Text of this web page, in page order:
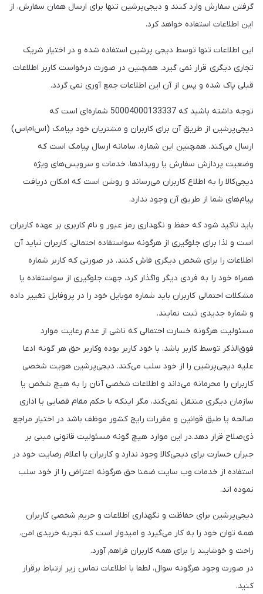
گرفتن سفارش وارد کنند و دیجی‌پرشین تنها برای ارسال همان سفارش، از
این اطلاعات استفاده خواهد کرد.
این اطلاعات تنها توسط دیجی پرشین استفاده شده و در اختیار شریک
تجاری دیگری قرار نمی گیرد. همچنین در صورت درخواست کاربر اطلاعات
قبلی پاک شده و پس از آن این اطلاعات جمع آوری نمی گردد.
توجه داشته باشید که 50004000133337 شماره‌ای است که
دیجی‌پرشین از طریق آن برای کاربران و مشتریان خود پیامک (اس‌ام‌اس)
ارسال می‌کند. همچنین این شماره‌‌، سامانه ارسال پیامک است که
وضعیت پردازش سفارش یا رویدادها، خدمات و سرویس‌های ویژه
دیجی‌کالا را به اطلاع کاربران می‌رساند و روشن است که امکان دریافت
پیام‌های شما از طریق آن وجود ندارد.
باید تاکید شود که حفظ و نگهداری رمز عبور و نام کاربری بر عهده کاربران
است و لذا برای جلوگیری از هرگونه سواستفاده احتمالی، کاربران نباید آن
اطلاعات را برای شخص دیگری فاش کنند. در صورتی که کاربر شماره
همراه خود را به فردی دیگر واگذار کرد، جهت جلوگیری از سواستفاده یا
مشکلات احتمالی کاربران باید شماره موبایل خود را در پروفایل تغییر داده
و شماره جدیدی ثبت نمایند.
مسئولیت هرگونه خسارت احتمالی که ناشی از عدم رعایت موارد
فوق‌الذکر توسط کاربر باشد، با خود کاربر بوده وکاربر حق هر گونه ادعا
علیه دیجی‌پرشین را از خود سلب می‌کند. دیجی‌پرشین هویت شخصی
کاربران را محرمانه می‌داند و اطلاعات شخصی آنان را به هیچ شخص یا
سازمان دیگری منتقل نمی‌کند، مگر اینکه با حکم مقام قضایی یا اداری
صالحه یا طبق قوانین و مقررات رایج کشور موظف باشد در اختیار مراجع
ذی‌صلاح قرار دهد.در این موارد هیچ گونه مسئولیت قانونی مبنی بر
جبران خسارت برای دیجی‌کالا وجود ندارد و کاربران با اعلام رضایت خود در
استفاده از خدمات وب سایت ضمنا حق هرگونه اعتراض را از خود سلب
نموده اند.
دیجی‌پرشین برای حفاظت و نگهداری اطلاعات و حریم شخصی کاربران
همه توان خود را به کار می‌گیرد و امیدوار است که تجربه خریدی امن،
راحت و خوشایند را برای همه کاربران فراهم آورد.
در صورت وجود هرگونه سوال، لطفا با اطلاعات تماس زیر ارتباط برقرار
کنید.